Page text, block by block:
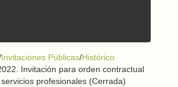
Invitaciones Públicas/Histórico
Invitación para orden contractual
profesionales (Cerrada)